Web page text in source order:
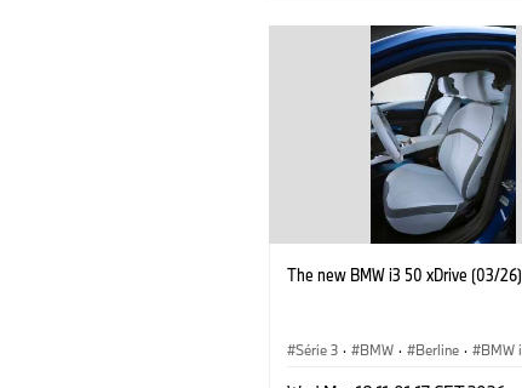
The new BMW i3 50 xDrive (03/26)
Série 3 · BMW · Berline · BMW i